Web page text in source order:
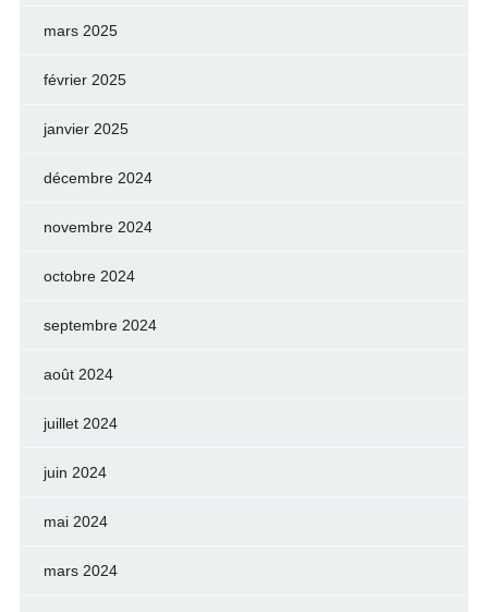
mars 2025
février 2025
janvier 2025
décembre 2024
novembre 2024
octobre 2024
septembre 2024
août 2024
juillet 2024
juin 2024
mai 2024
mars 2024